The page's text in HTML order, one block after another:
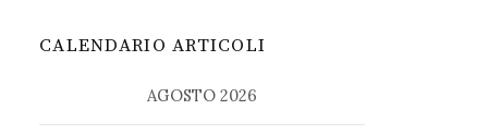
CALENDARIO ARTICOLI
AGOSTO 2026